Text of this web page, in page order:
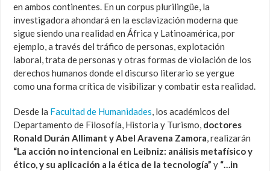
en ambos continentes. En un corpus plurilingüe, la
investigadora ahondará en la esclavización moderna que
sigue siendo una realidad en África y Latinoamérica, por
ejemplo, a través del tráfico de personas, explotación
laboral, trata de personas y otras formas de violación de los
derechos humanos donde el discurso literario se yergue
como una forma crítica de visibilizar y combatir esta realidad.
Desde la Facultad de Humanidades, los académicos del
Departamento de Filosofía, Historia y Turismo, doctores
Ronald Durán Allimant y Abel Aravena Zamora, realizarán
“La acción no intencional en Leibniz: análisis metafísico y
ético, y su aplicación a la ética de la tecnología” y “…in